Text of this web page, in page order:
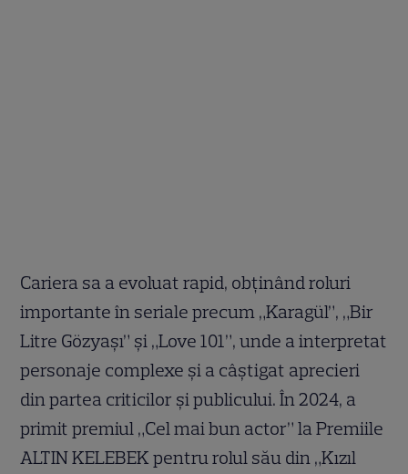
Cariera sa a evoluat rapid, obținând roluri
importante în seriale precum „Karagül”, „Bir
Litre Gözyaşı” și „Love 101”, unde a interpretat
personaje complexe și a câștigat aprecieri
din partea criticilor și publicului. În 2024, a
primit premiul „Cel mai bun actor” la Premiile
ALTIN KELEBEK pentru rolul său din „Kızıl